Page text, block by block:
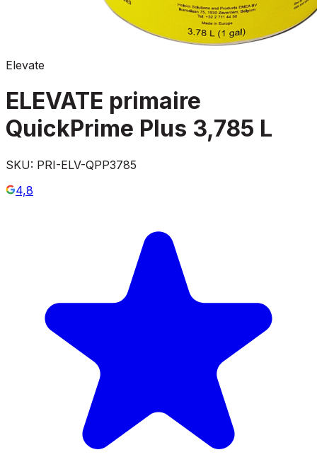
Elevate
ELEVATE primaire
QuickPrime Plus 3,785 L
SKU: PRI-ELV-QPP3785
4,8